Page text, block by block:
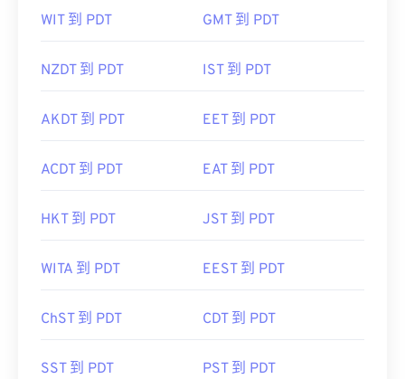
WIT 到 PDT GMT 到 PDT
NZDT 到 PDT IST 到 PDT
AKDT 到 PDT EET 到 PDT
ACDT 到 PDT EAT 到 PDT
HKT 到 PDT JST 到 PDT
WITA 到 PDT EEST 到 PDT
ChST 到 PDT CDT 到 PDT
SST 到 PDT PST 到 PDT